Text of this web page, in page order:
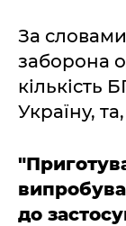
За
заборона
кількість
Україну, та,
до